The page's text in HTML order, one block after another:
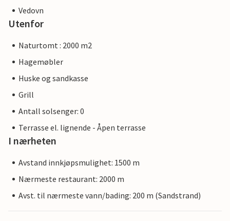
Vedovn
Utenfor
Naturtomt : 2000 m2
Hagemøbler
Huske og sandkasse
Grill
Antall solsenger: 0
Terrasse el. lignende - Åpen terrasse
I nærheten
Avstand innkjøpsmulighet: 1500 m
Nærmeste restaurant: 2000 m
Avst. til nærmeste vann/bading: 200 m (Sandstrand)